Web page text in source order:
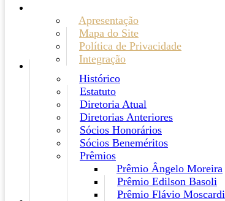
Apresentação
Mapa do Site
Política de Privacidade
Integração
Histórico
Estatuto
Diretoria Atual
Diretorias Anteriores
Sócios Honorários
Sócios Beneméritos
Prêmios
Prêmio Ângelo Moreira
Prêmio Edilson Basoli
Prêmio Flávio Moscardi